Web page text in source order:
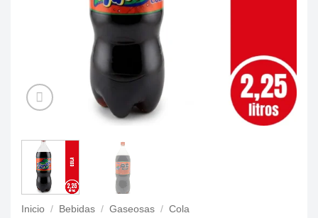
Inicio / Bebidas / Gaseosas / Cola